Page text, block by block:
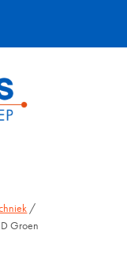
/
Groen